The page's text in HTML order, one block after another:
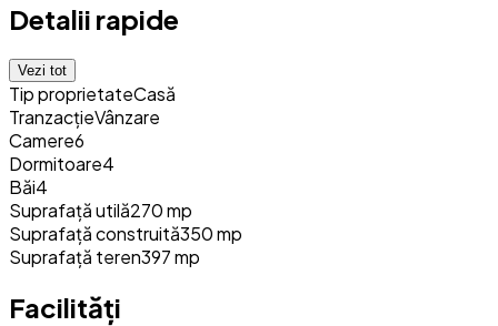
Detalii rapide
Vezi tot
Tip proprietateCasă
TranzacțieVânzare
Camere6
Dormitoare4
Băi4
Suprafață utilă270 mp
Suprafață construită350 mp
Suprafață teren397 mp
Facilități